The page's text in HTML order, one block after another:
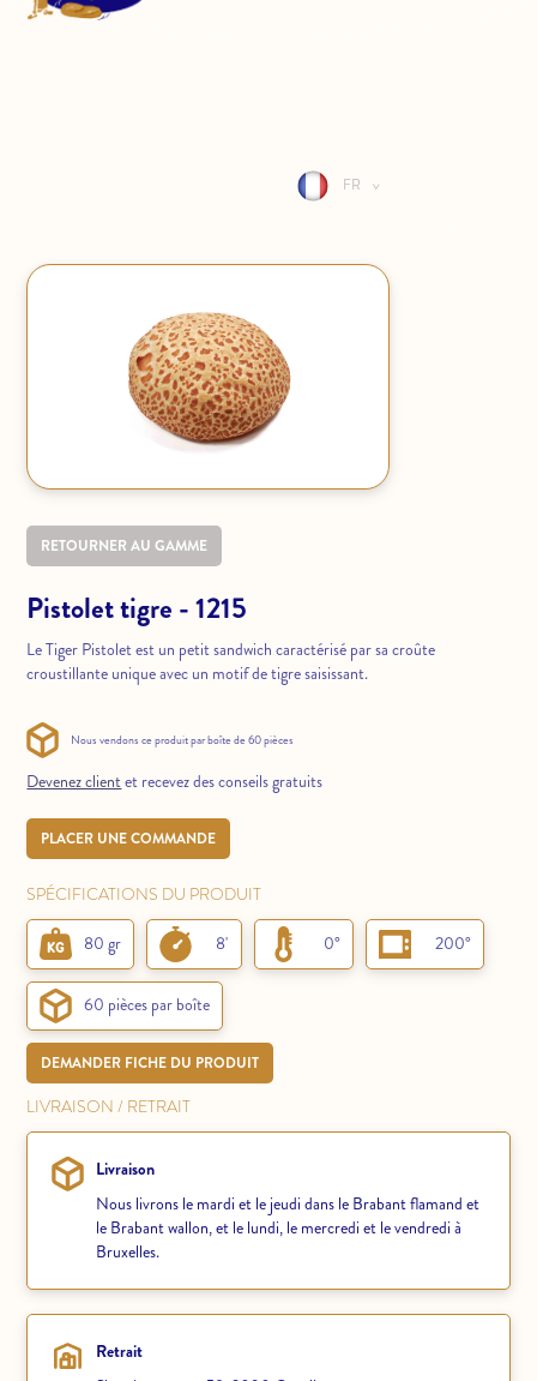
RETOURNER AU GAMME
Pistolet tigre - 1215
Le Tiger Pistolet est un petit sandwich caractérisé par sa croûte
croustillante unique avec un motif de tigre saisissant.
Nous vendons ce produit par boîte de 60 pièces
Devenez clientet recevez des conseils gratuits
PLACER UNE COMMANDE
SPÉCIFICATIONS DU PRODUIT
80 gr 8' 0° 200°
60 pièces par boîte
DEMANDER FICHE DU PRODUIT
LIVRAISON / RETRAIT
Livraison
Nous livrons le mardi et le jeudi dans le Brabant flamand et
le Brabant wallon, et le lundi, le mercredi et le vendredi à
Bruxelles.
Retrait
FR >